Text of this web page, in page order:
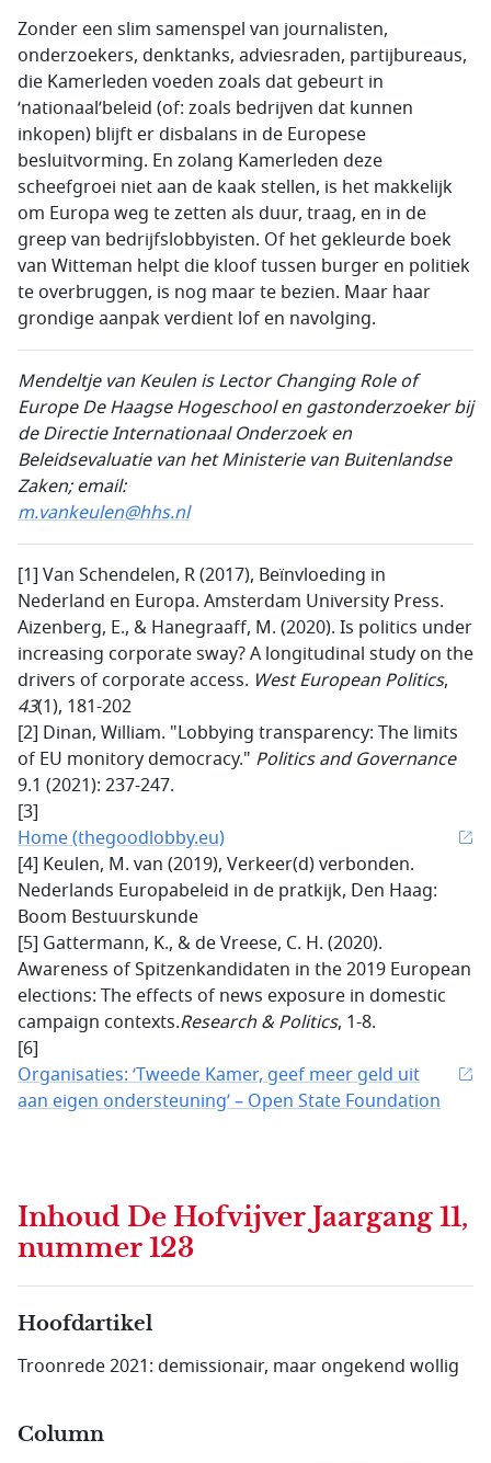
Zonder een slim samenspel van journalisten,
onderzoekers, denktanks, adviesraden, partijbureaus,
die Kamerleden voeden zoals dat gebeurt in
‘nationaal’beleid (of: zoals bedrijven dat kunnen
inkopen) blijft er disbalans in de Europese
besluitvorming. En zolang Kamerleden deze
scheefgroei niet aan de kaak stellen, is het makkelijk
om Europa weg te zetten als duur, traag, en in de
greep van bedrijfslobbyisten. Of het gekleurde boek
van Witteman helpt die kloof tussen burger en politiek
te overbruggen, is nog maar te bezien. Maar haar
grondige aanpak verdient lof en navolging.
Mendeltje van Keulen is Lector Changing Role of
Europe De Haagse Hogeschool en gastonderzoeker bij
de Directie Internationaal Onderzoek en
Beleidsevaluatie van het Ministerie van Buitenlandse
Zaken; email:
m.vankeulen@hhs.nl
[1] Van Schendelen, R (2017), Beïnvloeding in
Nederland en Europa. Amsterdam University Press.
Aizenberg, E., & Hanegraaff, M. (2020). Is politics under
increasing corporate sway? A longitudinal study on the
drivers of corporate access. West European Politics,
43(1), 181-202
[2] Dinan, William. "Lobbying transparency: The limits
of EU monitory democracy." Politics and Governance
9.1 (2021): 237-247.
[3]
Home (thegoodlobby.eu)
[4] Keulen, M. van (2019), Verkeer(d) verbonden.
Nederlands Europabeleid in de pratkijk, Den Haag:
Boom Bestuurskunde
[5] Gattermann, K., & de Vreese, C. H. (2020).
Awareness of Spitzenkandidaten in the 2019 European
elections: The effects of news exposure in domestic
campaign contexts.Research & Politics, 1-8.
[6]
Organisaties: ‘Tweede Kamer, geef meer geld uit
aan eigen ondersteuning’ – Open State Foundation
Inhoud De Hofvijver Jaargang 11,
nummer 123
Hoofdartikel
Troonrede 2021: demissionair, maar ongekend wollig
Column